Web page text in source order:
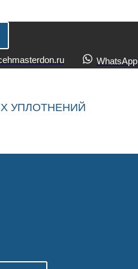
WhatsApp
УПЛОТНЕНИЙ